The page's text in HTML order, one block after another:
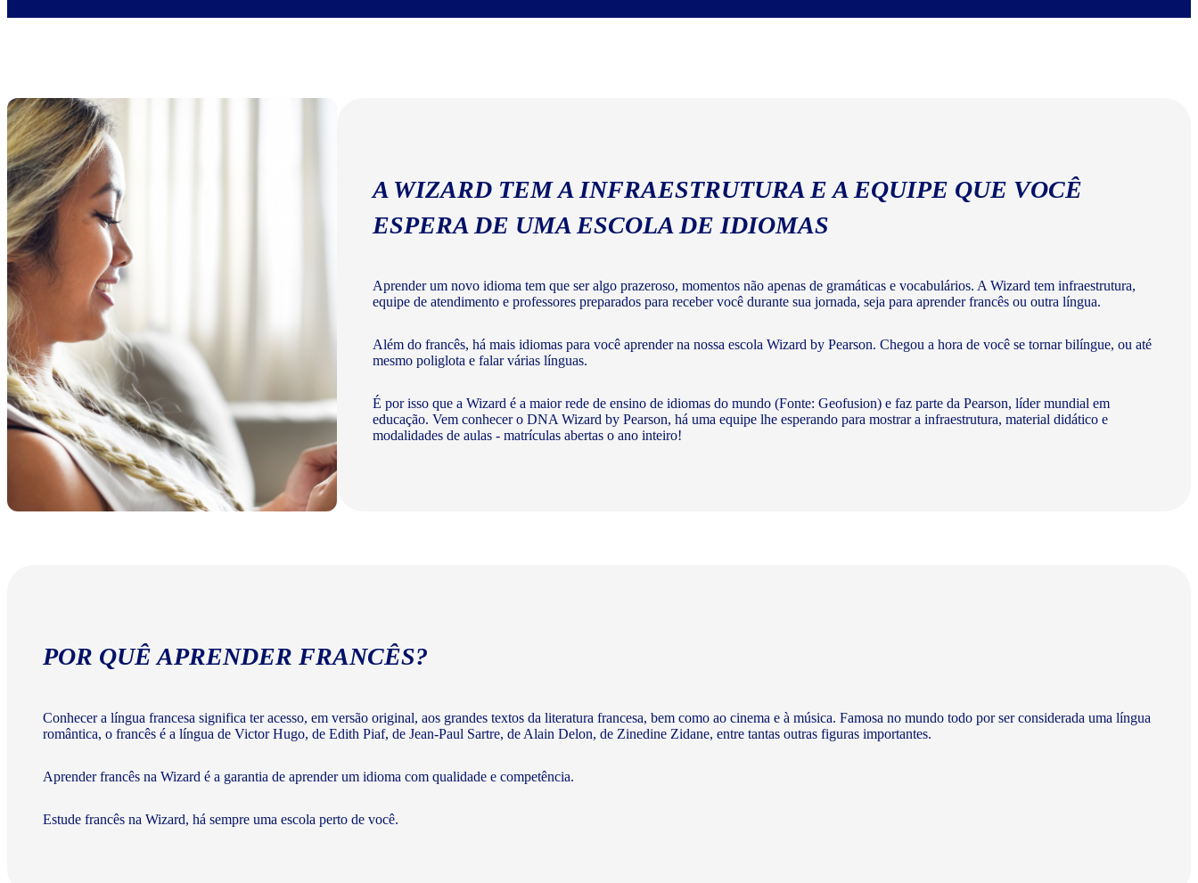
Escrita
A WIZARD TEM A INFRAESTRUTURA E A EQUIPE QUE VOCÊ
ESPERA DE UMA ESCOLA DE IDIOMAS
Aprender um novo idioma tem que ser algo prazeroso, momentos não apenas de gramáticas e vocabulários. A Wizard tem infraestrutura,
equipe de atendimento e professores preparados para receber você durante sua jornada, seja para aprender francês ou outra língua.
Além do francês, há mais idiomas para você aprender na nossa escola Wizard by Pearson. Chegou a hora de você se tornar bilíngue, ou até
mesmo poliglota e falar várias línguas.
É por isso que a Wizard é a maior rede de ensino de idiomas do mundo (Fonte: Geofusion) e faz parte da Pearson, líder mundial em
educação. Vem conhecer o DNA Wizard by Pearson, há uma equipe lhe esperando para mostrar a infraestrutura, material didático e
modalidades de aulas - matrículas abertas o ano inteiro!
POR QUÊ APRENDER FRANCÊS?
Conhecer a língua francesa significa ter acesso, em versão original, aos grandes textos da literatura francesa, bem como ao cinema e à música. Famosa no mundo todo por ser considerada uma língua
romântica, o francês é a língua de Victor Hugo, de Edith Piaf, de Jean-Paul Sartre, de Alain Delon, de Zinedine Zidane, entre tantas outras figuras importantes.
Aprender francês na Wizard é a garantia de aprender um idioma com qualidade e competência.
Estude francês na Wizard, há sempre uma escola perto de você.